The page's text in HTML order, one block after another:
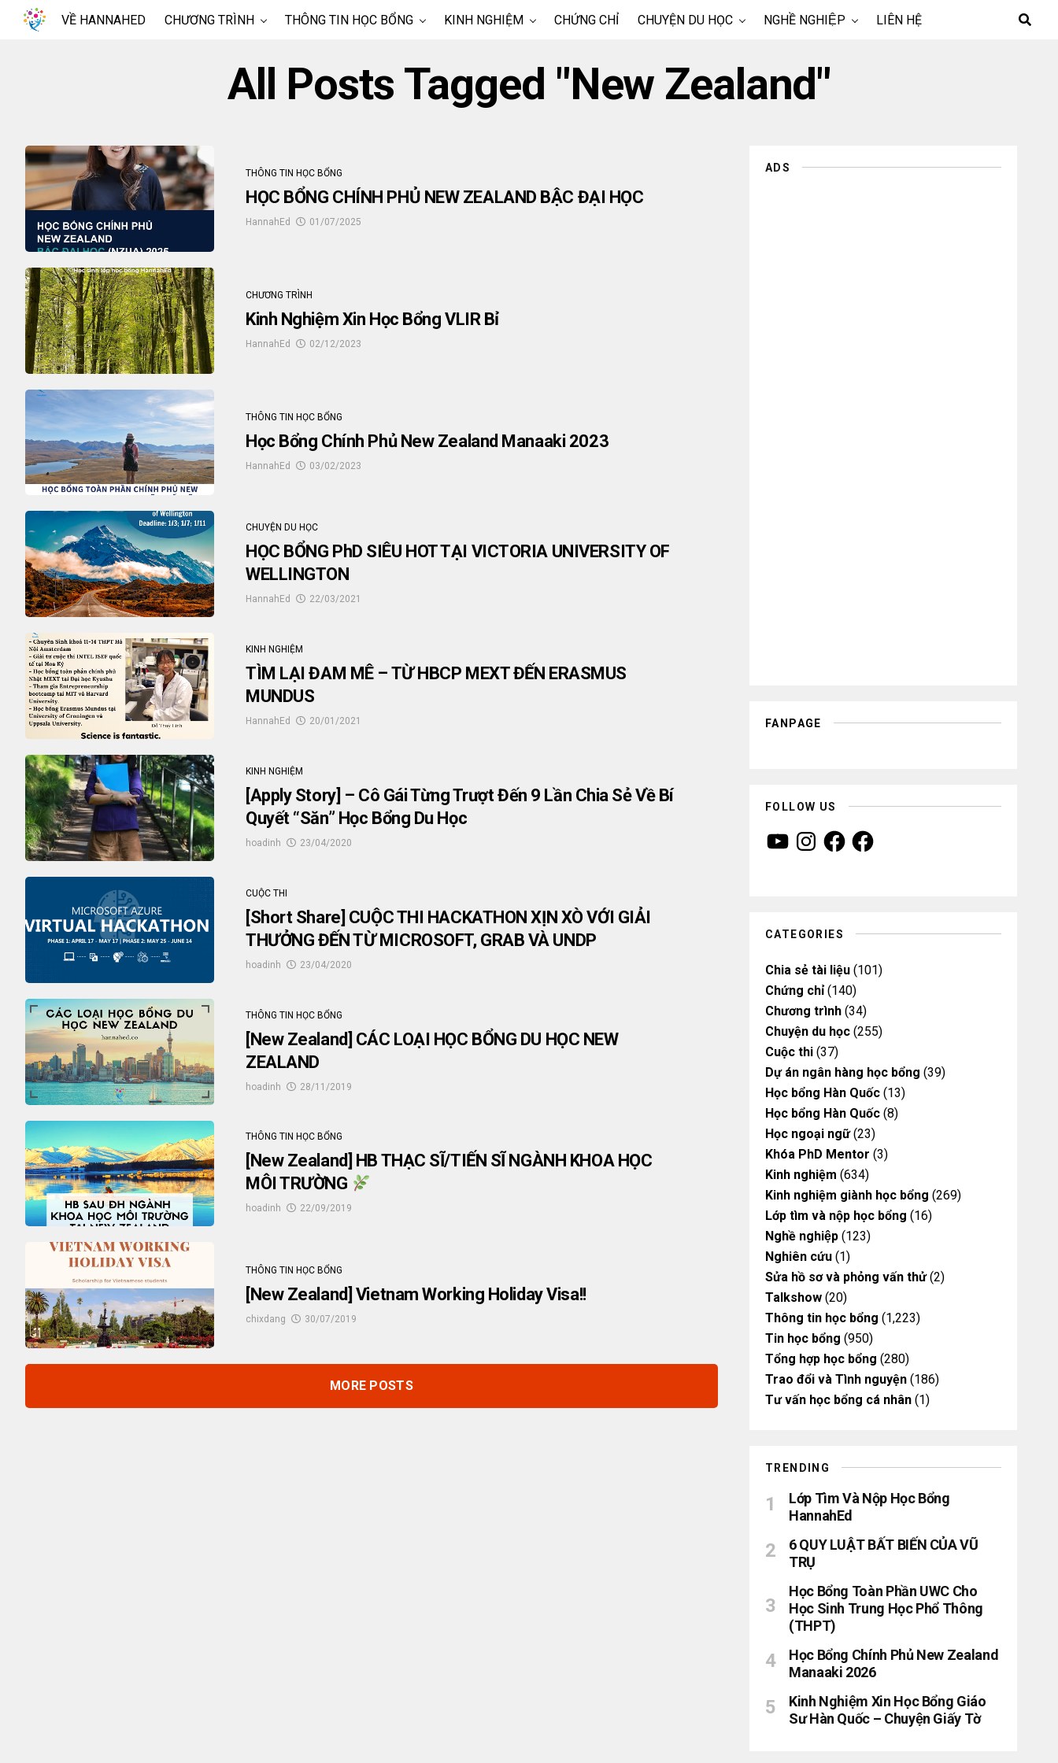
VỀ HANNAHED CHƯƠNG TRÌNH THÔNG TIN HỌC BỔNG KINH NGHIỆM CHỨNG CHỈ CHUYỆN DU HỌC NGHỀ NGHIỆP LIÊN HỆ
All Posts Tagged "New Zealand"
THÔNG TIN HỌC BỔNG
HỌC BỔNG CHÍNH PHỦ NEW ZEALAND BẬC ĐẠI HỌC
HannahEd 01/07/2025
CHƯƠNG TRÌNH
Kinh Nghiệm Xin Học Bổng VLIR Bỉ
HannahEd 02/12/2023
THÔNG TIN HỌC BỔNG
Học Bổng Chính Phủ New Zealand Manaaki 2023
HannahEd 03/02/2023
CHUYỆN DU HỌC
HỌC BỔNG PhD SIÊU HOT TẠI VICTORIA UNIVERSITY OF
WELLINGTON
HannahEd 22/03/2021
KINH NGHIỆM
TÌM LẠI ĐAM MÊ – TỪ HBCP MEXT ĐẾN ERASMUS
MUNDUS
HannahEd 20/01/2021
KINH NGHIỆM
[Apply Story] – Cô Gái Từng Trượt Đến 9 Lần Chia Sẻ Về Bí
Quyết “săn” Học Bổng Du Học
hoadinh 23/04/2020
CUỘC THI
[Short Share] CUỘC THI HACKATHON XỊN XÒ VỚI GIẢI
THƯỞNG ĐẾN TỪ MICROSOFT, GRAB VÀ UNDP
hoadinh 23/04/2020
THÔNG TIN HỌC BỔNG
[New Zealand] CÁC LOẠI HỌC BỔNG DU HỌC NEW
ZEALAND
hoadinh 28/11/2019
THÔNG TIN HỌC BỔNG
[New Zealand] HB THẠC SĨ/TIẾN SĨ NGÀNH KHOA HỌC
MÔI TRƯỜNG
hoadinh 22/09/2019
THÔNG TIN HỌC BỔNG
[New Zealand] Vietnam Working Holiday Visa!!
chixdang 30/07/2019
MORE POSTS
ADS
FANPAGE
FOLLOW US
Y
o
n
m
F
a
F
a
CATEGORIES
Chia sẻ tài liệu (101)
Chứng chỉ(140)
Chương trình (34)
Chuyện du học (255)
Cuộc thi (37)
Dự án ngân hàng học bổng (39)
Học bổng Hàn Quốc (13)
Học bổng Hàn Quốc (8)
Học ngoại ngữ(23)
Khóa PhD Mentor (3)
Kinh nghiệm (634)
Kinh nghiệm giành học bổng (269)
Lớp tìm và nộp học bổng (16)
Nghề nghiệp (123)
Nghiên cứu (1)
Sửa hồ sơ và phỏng vấn thử(2)
Talkshow (20)
Thông tin học bổng (1,223)
Tin học bổng (950)
Tổng hợp học bổng (280)
Trao đổi và Tình nguyện (186)
Tư vấn học bổng cá nhân (1)
TRENDING
Lớp Tìm Và Nộp Học Bổng
HannahEd
6 QUY LUẬT BẤT BIẾN CỦA VŨ
TRỤ
Học Bổng Toàn Phần UWC Cho
Học Sinh Trung Học Phổ Thông
(THPT)
Học Bổng Chính Phủ New Zealand
Manaaki 2026
Kinh Nghiệm Xin Học Bổng Giáo
Sư Hàn Quốc – Chuyện Giấy Tờ